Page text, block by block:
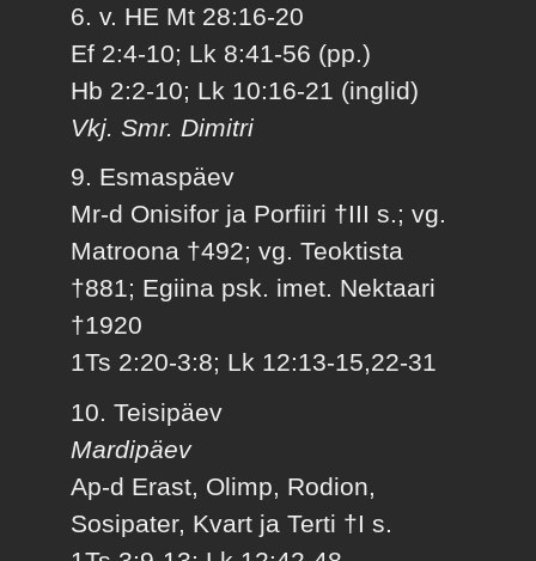
6. v. HE Mt 28:16-20
Ef 2:4-10; Lk 8:41-56 (pp.)
Hb 2:2-10; Lk 10:16-21 (inglid)
Vkj. Smr. Dimitri
9. Esmaspäev
Mr-d Onisifor ja Porfiiri †III s.; vg.
Matroona †492; vg. Teoktista
†881; Egiina psk. imet. Nektaari
†1920
1Ts 2:20-3:8; Lk 12:13-15,22-31
10. Teisipäev
Mardipäev
Ap-d Erast, Olimp, Rodion,
Sosipater, Kvart ja Terti †I s.